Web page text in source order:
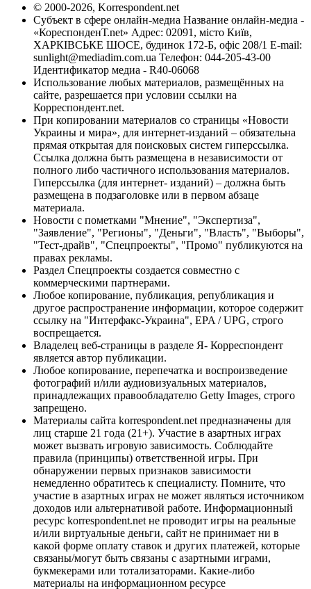
© 2000-2026, Korrespondent.net
Субъект в сфере онлайн-медиа Название онлайн-медиа -
«КореспонденТ.net» Адрес: 02091, місто Київ,
ХАРКІВСЬКЕ ШОСЕ, будинок 172-Б, офіс 208/1 E-mail:
sunlight@mediadim.com.ua Телефон: 044-205-43-00
Идентификатор медиа - R40-06068
Использование любых материалов, размещённых на
сайте, разрешается при условии ссылки на
Корреспондент.net.
При копировании материалов со страницы «Новости
Украины и мира», для интернет-изданий – обязательна
прямая открытая для поисковых систем гиперссылка.
Ссылка должна быть размещена в независимости от
полного либо частичного использования материалов.
Гиперссылка (для интернет- изданий) – должна быть
размещена в подзаголовке или в первом абзаце
материала.
Новости с пометками "Мнение", "Экспертиза",
"Заявление", "Регионы", "Деньги", "Власть", "Выборы",
"Тест-драйв", "Спецпроекты", "Промо" публикуются на
правах рекламы.
Раздел Спецпроекты создается совместно с
коммерческими партнерами.
Любое копирование, публикация, републикация и
другое распространение информации, которое содержит
ссылку на "Интерфакс-Украина", EPA / UPG, строго
воспрещается.
Владелец веб-страницы в разделе Я- Корреспондент
является автор публикации.
Любое копирование, перепечатка и воспроизведение
фотографий и/или аудиовизуальных материалов,
принадлежащих правообладателю Getty Images, строго
запрещено.
Материалы сайта korrespondent.net предназначены для
лиц старше 21 года (21+). Участие в азартных играх
может вызвать игровую зависимость. Соблюдайте
правила (принципы) ответственной игры. При
обнаружении первых признаков зависимости
немедленно обратитесь к специалисту. Помните, что
участие в азартных играх не может являться источником
доходов или альтернативой работе. Информационный
ресурс korrespondent.net не проводит игры на реальные
и/или виртуальные деньги, сайт не принимает ни в
какой форме оплату ставок и других платежей, которые
связаны/могут быть связаны с азартными играми,
букмекерами или тотализаторами. Какие-либо
материалы на информационном ресурсе